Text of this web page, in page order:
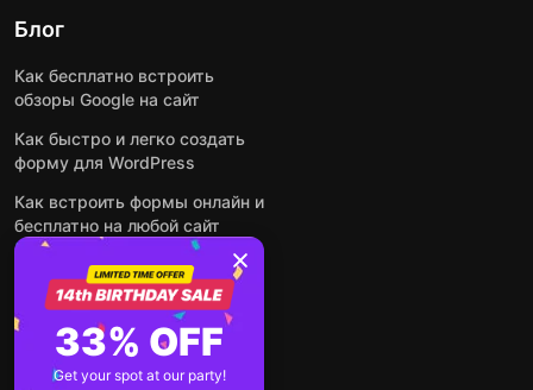
Блог
Как бесплатно встроить
обзоры Google на сайт
Как быстро и легко создать
форму для WordPress
Как встроить формы онлайн и
бесплатно на любой сайт
Как встроить ленту Instagram
на сайт
Как добавить чат-бота на
основе искусственного
интеллекта на свой сайт
33% OFF
Get your spot at our party!